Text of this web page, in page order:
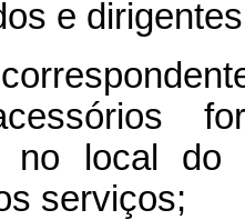
e
no local do
serviços;